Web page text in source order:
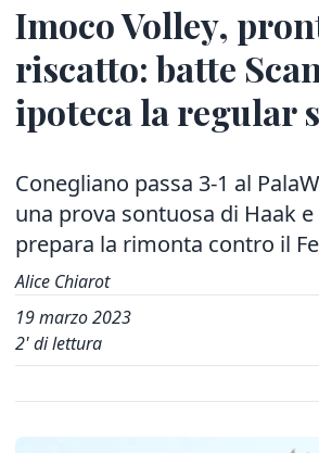
Imoco Volley,
riscatto: batte
ipoteca la regular
Conegliano passa 3-1 al
una prova sontuosa di Haak
prepara la rimonta contro il
Alice Chiarot
19 marzo 2023
2' di lettura